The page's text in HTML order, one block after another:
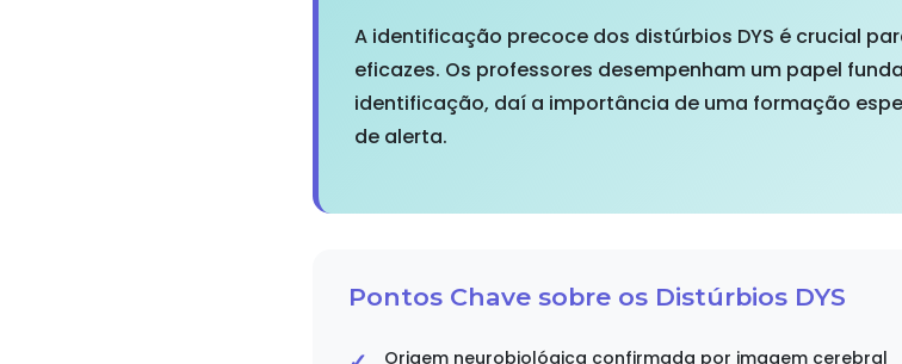
A identificação precoce dos distúrbios DYS é crucial
eficazes. Os professores desempenham um papel
identificação, daí a importância de uma formação
de alerta.
Pontos Chave sobre os Distúrbios DYS
Origem neurobiológica confirmada por imagem cerebral